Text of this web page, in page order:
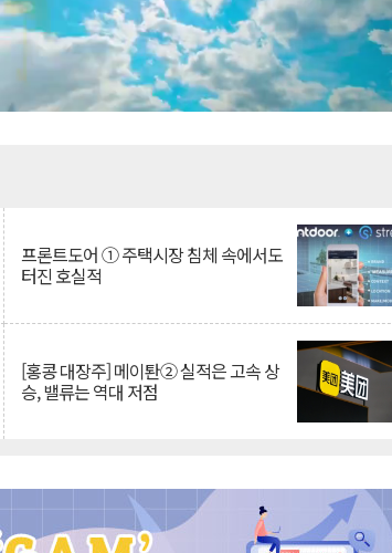
프론트도어 ① 주택시장 침체 속에서도
터진 호실적
[홍콩 대장주] 메이퇀② 실적은 고속 상
승, 밸류는 역대 저점